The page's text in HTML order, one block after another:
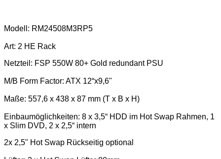
Modell: RM24508M3RP5
Art: 2 HE Rack
Netzteil: FSP 550W 80+ Gold redundant PSU
M/B Form Factor: ATX 12“x9,6"
Maße: 557,6 x 438 x 87 mm (T x B x H)
Einbaumöglichkeiten: 8 x 3,5“ HDD im Hot Swap Rahmen, 1
x Slim DVD, 2 x 2,5“ intern
2x 2,5" Hot Swap Rückseitig optional